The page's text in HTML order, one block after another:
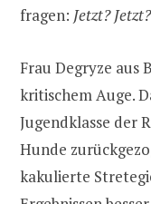
fragen: Jetzt? Jetzt?
Frau Degryze aus
kritischem Auge.
Jugendklasse der
Hunde
kakulierte